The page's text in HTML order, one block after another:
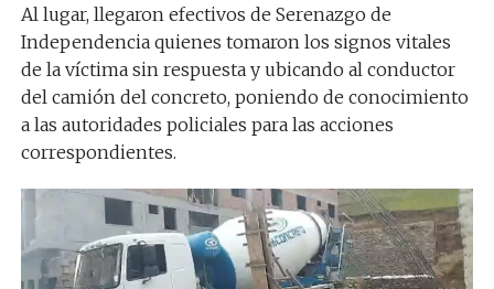
Al lugar, llegaron efectivos de Serenazgo de
Independencia quienes tomaron los signos vitales
de la víctima sin respuesta y ubicando al conductor
del camión del concreto, poniendo de conocimiento
a las autoridades policiales para las acciones
correspondientes.